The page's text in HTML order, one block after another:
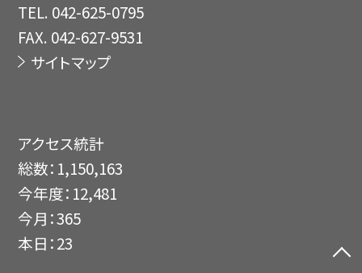
TEL. 042-625-0795
FAX. 042-627-9531
サイトマップ
アクセス統計
総数： 1,150,163
今年度： 12,481
今月：365
本日：23